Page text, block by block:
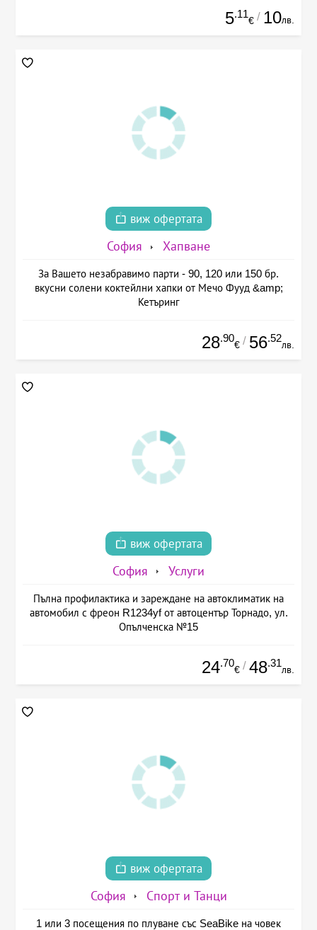
5.11
€ / 10лв.
виж офертата
София Хапване
За Вашето незабравимо парти - 90, 120 или 150 бр.
вкусни солени коктейлни хапки от Мечо Фууд &amp;
Кетъринг
28.90
€ / 56.52
лв.
виж офертата
София Услуги
Пълна профилактика и зареждане на автоклиматик на
автомобил с фреон R1234yf от автоцентър Торнадо, ул.
Опълченска №15
24.70
€ / 48.31
лв.
виж офертата
София Спорт и Танци
1 или 3 посещения по плуване със SeaBike на човек